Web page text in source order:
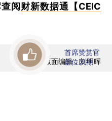
阅 财新数据通【CEIC
版面编辑：刘明晖
首席赞赏官
虚位以待